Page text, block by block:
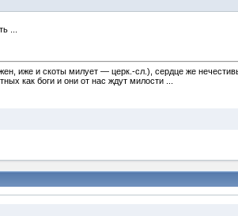
...
иже и скоты милует ― церк.-сл.), сердце же
как боги и они от нас ждут милости ...